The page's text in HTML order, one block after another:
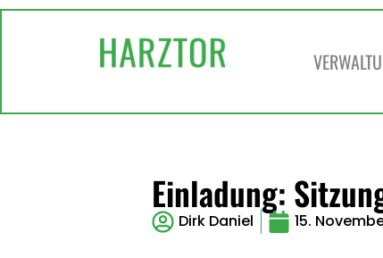
Einladung:
Dirk Daniel 15.